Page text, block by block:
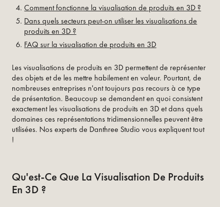
Comment fonctionne la visualisation de produits en 3D ?
Dans quels secteurs peut-on utiliser les visualisations de
produits en 3D ?
FAQ sur la visualisation de produits en 3D
Les visualisations de produits en 3D permettent de représenter
des objets et de les mettre habilement en valeur. Pourtant, de
nombreuses entreprises n'ont toujours pas recours à ce type
de présentation. Beaucoup se demandent en quoi consistent
exactement les visualisations de produits en 3D et dans quels
domaines ces représentations tridimensionnelles peuvent être
utilisées. Nos experts de Danthree Studio vous expliquent tout
!
Qu'est-Ce Que La Visualisation De Produits
En 3D ?